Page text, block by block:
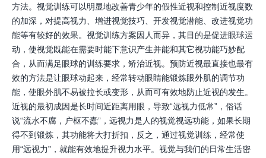
方法。视觉训练可以明显地改善青少年的假性近视和控制近视度数
的加深，对提高视力、增进视觉技巧、开发视觉潜能、改进视觉功
能等有较好的效果。视觉训练方案因人而异，其目的是促进眼球运
动，使视觉既能在需要时能下意识产生并能和其它视功能巧妙配
合，从而满足眼球的训练要求，矫治近视。预防近视最直接也最有
效的方法是让眼球动起来，经常转动眼睛能锻炼眼外肌的调节功
能，使眼外肌不易被拉长或变形，从而可有效地防止近视的发生。
近视的最初成因是长时间近距离用眼，导致“远视力低常”，俗话
说“流水不腐，户枢不蠹”，远视力是人的视觉视远功能，如果长期
得不到锻炼，其功能将大打折扣，反之，通过视觉训练，经常使
用“远视力”，就能有效地提升视力水平。视觉与我们的日常生活密